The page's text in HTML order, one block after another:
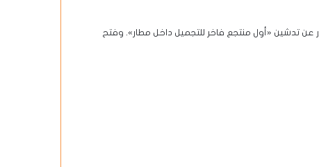
عن تدشين «أول منتجع فاخر للتجميل داخل مطار». وفتح